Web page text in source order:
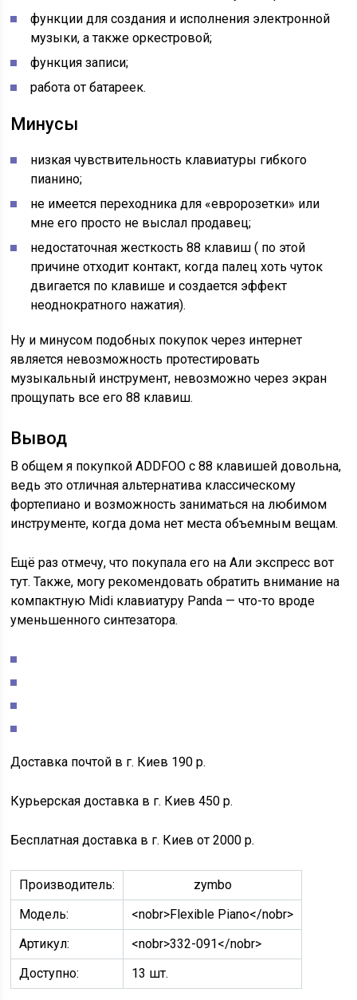
функции для создания и исполнения электронной
музыки, а также оркестровой;
функция записи;
работа от батареек.
Минусы
низкая чувствительность клавиатуры гибкого
пианино;
не имеется переходника для «евророзетки» или
мне его просто не выслал продавец;
недостаточная жесткость 88 клавиш ( по этой
причине отходит контакт, когда палец хоть чуток
двигается по клавише и создается эффект
неоднократного нажатия).
Ну и минусом подобных покупок через интернет
является невозможность протестировать
музыкальный инструмент, невозможно через экран
прощупать все его 88 клавиш.
Вывод
В общем я покупкой ADDFOO с 88 клавишей довольна,
ведь это отличная альтернатива классическому
фортепиано и возможность заниматься на любимом
инструменте, когда дома нет места объемным вещам.
Ещё раз отмечу, что покупала его на Али экспресс вот
тут. Также, могу рекомендовать обратить внимание на
компактную Midi клавиатуру Panda — что-то вроде
уменьшенного синтезатора.
Доставка почтой в г. Киев 190 р.
Курьерская доставка в г. Киев 450 р.
Бесплатная доставка в г. Киев от 2000 р.
Производитель:
zymbo
Модель:
<nobr>Flexible Piano</nobr>
Артикул:
<nobr>332-091</nobr>
Доступно:
13 шт.